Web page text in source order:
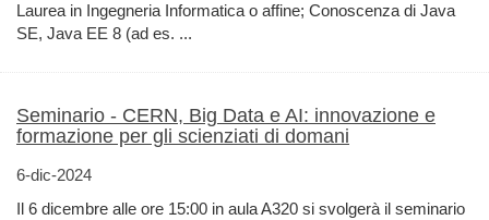
Laurea in Ingegneria Informatica o affine; Conoscenza di Java
SE, Java EE 8 (ad es. ...
Seminario - CERN, Big Data e AI: innovazione e
formazione per gli scienziati di domani
6-dic-2024
Il 6 dicembre alle ore 15:00 in aula A320 si svolgerà il seminario